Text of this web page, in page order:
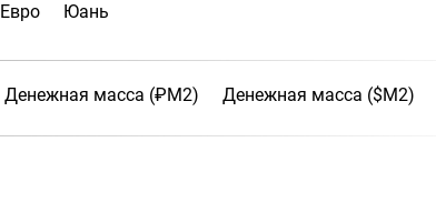
Евро Юань
Денежная масса (₽М2) Денежная масса ($М2)